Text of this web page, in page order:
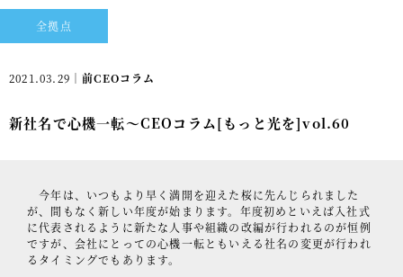
出版物
コラム
セミナー情報
HAGレポート
採用情報
全拠点
2021.03.29｜前CEOコラム
新社名で心機一転～CEOコラム[もっと光を]vol.60
今年は、いつもより早く満開を迎えた桜に先んじられました
が、間もなく新しい年度が始まります。年度初めといえば入社式
に代表されるように新たな人事や組織の改編が行われるのが恒例
ですが、会社にとっての心機一転ともいえる社名の変更が行われ
るタイミングでもあります。